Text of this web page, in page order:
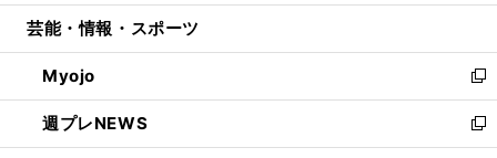
開
ウ
開
く
ン
ウ
で
開
く
ウ
ン
ド
ウ
で
開
し
ウ
ィ
ン
ド
ウ
芸能・情報・スポーツ
Myojo
新
し
い
ウ
週プレNEWS
新
し